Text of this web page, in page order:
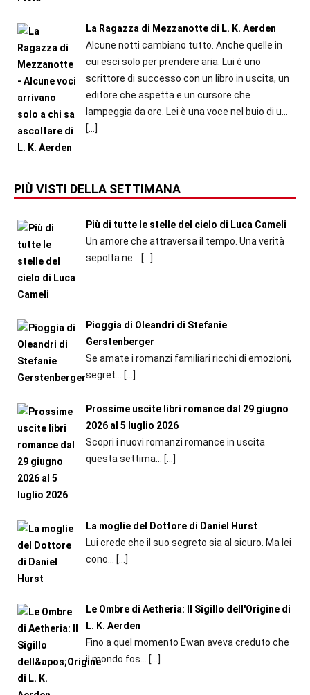
La Ragazza di Mezzanotte di L. K. Aerden
Alcune notti cambiano tutto. Anche quelle in
cui esci solo per prendere aria. Lui è uno
scrittore di successo con un libro in uscita, un
editore che aspetta e un cursore che
lampeggia da ore. Lei è una voce nel buio di u...
[…]
PIÙ VISTI DELLA SETTIMANA
Più di tutte le stelle del cielo di Luca Cameli
Un amore che attraversa il tempo. Una verità
sepolta ne... […]
Pioggia di Oleandri di Stefanie
Gerstenberger
Se amate i romanzi familiari ricchi di emozioni,
segret...
[…]
Prossime uscite libri romance dal 29 giugno
2026 al 5 luglio 2026
Scopri i nuovi romanzi romance in uscita
questa settima...
[…]
La moglie del Dottore di Daniel Hurst
Lui crede che il suo segreto sia al sicuro. Ma lei
cono...
[…]
Le Ombre di Aetheria: Il Sigillo dell'Origine di
L. K. Aerden
Fino a quel momento Ewan aveva creduto che
il mondo fos... […]